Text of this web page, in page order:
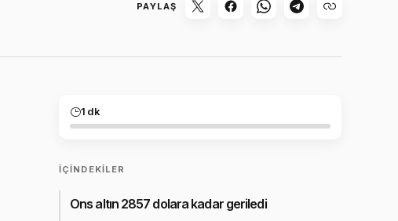
PAYLAŞ
1 dk
İÇINDEKILER
Ons altın 2857 dolara kadar geriledi